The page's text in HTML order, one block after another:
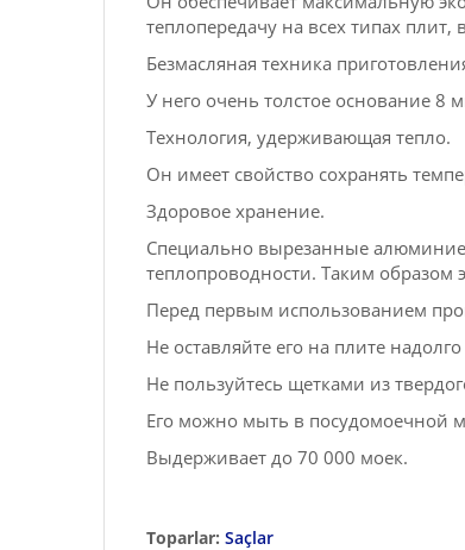
теплопередачу на всех типах
Безмасляная техника
У него очень толстое основание 8
Технология, удерживающая тепло.
Он имеет свойство сохранять
Здоровое хранение.
Специально вырезанные
теплопроводности. Таким образом
Перед первым использованием
Не оставляйте его на плите
Не пользуйтесь щетками из
Его можно мыть в посудомоечной
Выдерживает до 70 000 моек.
Toparlar: Saçlar